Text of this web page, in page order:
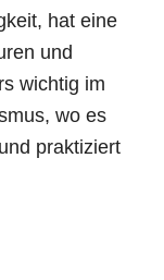
hat eine
und
wichtig im
wo es
praktiziert